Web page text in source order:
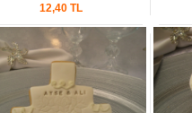
12,40 TL